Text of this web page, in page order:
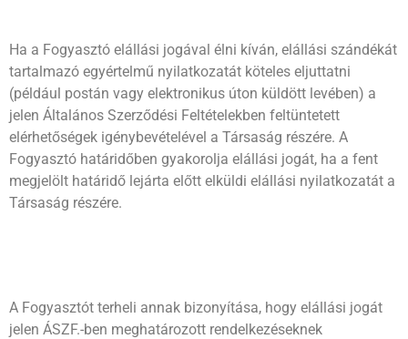
Ha a Fogyasztó elállási jogával élni kíván, elállási szándékát
tartalmazó egyértelmű nyilatkozatát köteles eljuttatni
(például postán vagy elektronikus úton küldött levében) a
jelen Általános Szerződési Feltételekben feltüntetett
elérhetőségek igénybevételével a Társaság részére. A
Fogyasztó határidőben gyakorolja elállási jogát, ha a fent
megjelölt határidő lejárta előtt elküldi elállási nyilatkozatát a
Társaság részére.
A Fogyasztót terheli annak bizonyítása, hogy elállási jogát
jelen ÁSZF.-ben meghatározott rendelkezéseknek